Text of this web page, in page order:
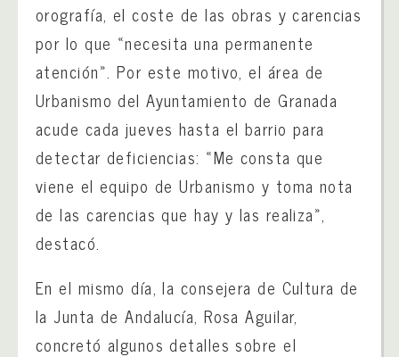
orografía, el coste de las obras y carencias
por lo que «necesita una permanente
atención». Por este motivo, el área de
Urbanismo del Ayuntamiento de Granada
acude cada jueves hasta el barrio para
detectar deficiencias: «Me consta que
viene el equipo de Urbanismo y toma nota
de las carencias que hay y las realiza»,
destacó.
En el mismo día, la consejera de Cultura de
la Junta de Andalucía, Rosa Aguilar,
concretó algunos detalles sobre el